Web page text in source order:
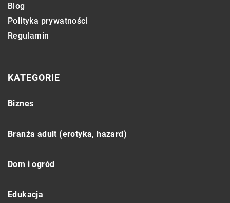
Blog
Polityka prywatności
Regulamin
KATEGORIE
Biznes
Branża adult (erotyka, hazard)
Dom i ogród
Edukacja